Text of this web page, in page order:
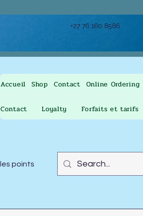
+27 76 160 8586
Accueil Shop Contact Online Ordering
Contact Loyalty Forfaits et tarifs
points